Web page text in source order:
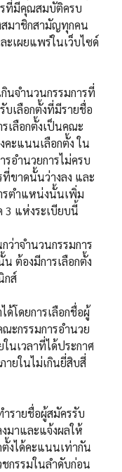
รที่มีคุณสมบัติครบ
มาชิกสามัญทุกคน
ะเผยแพร่ในเว็บไซด์
นจำนวนกรรมการที่
บเลือกตั้งที่มีรายชื่อ
เลือกตั้งเป็นคณะ
คะแนนเลือกตั้ง ใน
อำนวยการไม่ครบ
ขาดนั้นว่างลง และ
รตำแหน่งนั้นเพิ่ม
3 แห่งระเบียบนี้
ว่าจำนวนกรรมการ
ต้องมีการเลือกตั้ง
กส์
ด้โดยการเลือกชื่อผู้
ะกรรมการอำนวย
นเวลาที่ได้ประกาศ
ายในไม่เกินยี่สิบสี่
รายชื่อผู้สมัครรับ
มาและแจ้งผลให้
ตั้งได้คะแนนเท่ากัน
กรรมในลำดับก่อน